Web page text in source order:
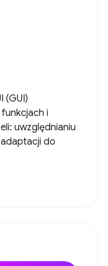
(GUI)
i
uwzględnianiu
do